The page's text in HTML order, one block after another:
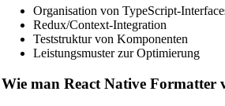
INI Beautifier
CSV Beautifier
Redis Command Beautifier
Organisation von TypeScript-
Redux/Context-Integration
Teststruktur von Komponenten
Leistungsmuster zur Optimierung
Wie man React Native Formatter